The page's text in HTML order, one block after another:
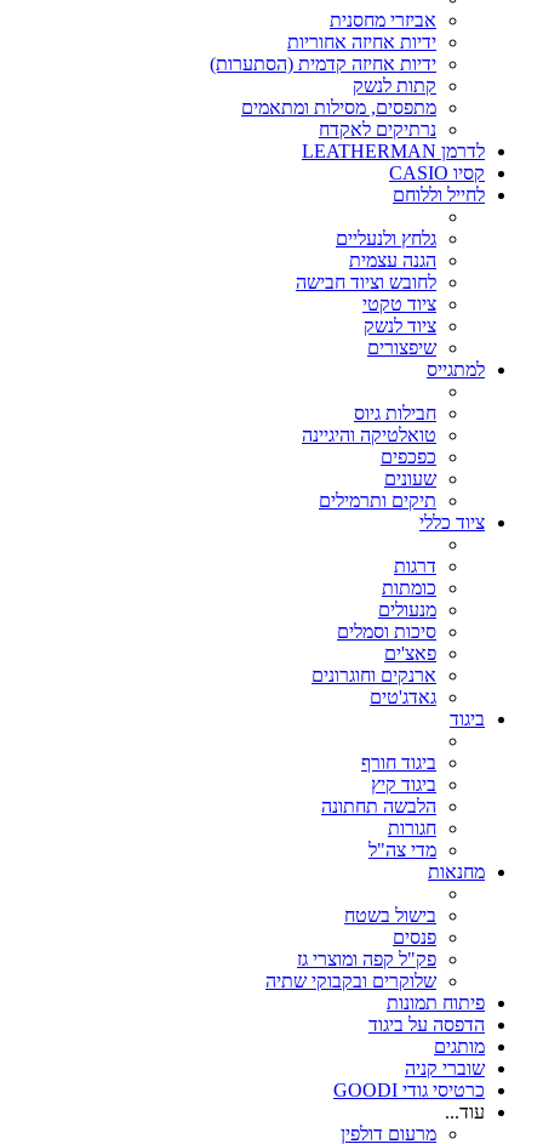
אביזרי מחסנית
ידיות אחיזה אחוריות
ידיות אחיזה קדמית (הסתערות)
קתות לנשק
מתפסים, מסילות ומתאמים
נרתיקים לאקדח
לדרמן LEATHERMAN
קסיו CASIO
לחייל וללוחם
גלחץ ולנעליים
הגנה עצמית
לחובש וציוד חבישה
ציוד טקטי
ציוד לנשק
שיפצורים
למתגייס
חבילות גיוס
טואלטיקה והיגיינה
כפכפים
שעונים
תיקים ותרמילים
ציוד כללי
דרגות
כומתות
מנעולים
סיכות וסמלים
פאצ'ים
ארנקים וחוגרונים
גאדג'טים
ביגוד
ביגוד חורף
ביגוד קיץ
הלבשה תחתונה
חגורות
מדי צה"ל
מחנאות
בישול בשטח
פנסים
פק"ל קפה ומוצרי גז
שלוקרים ובקבוקי שתיה
פיתוח תמונות
הדפסה על ביגוד
מותגים
שוברי קניה
כרטיסי גודי GOODI
עוד...
מרעום דולפין